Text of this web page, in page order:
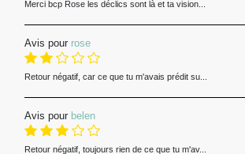
Merci bcp Rose les déclics sont là et ta vision...
Avis pour rose
Retour négatif, car ce que tu m'avais prédit su...
Avis pour belen
Retour négatif, toujours rien de ce que tu m'av...